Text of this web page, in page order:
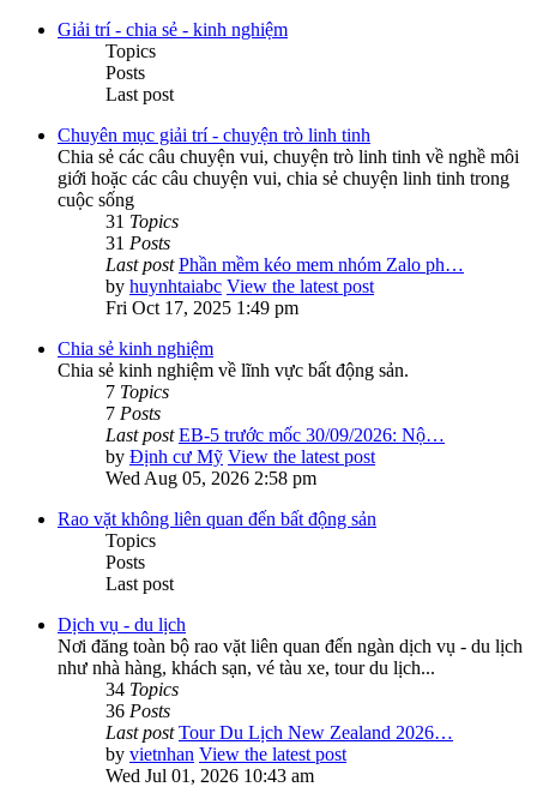
Giải trí - chia sẻ - kinh nghiệm
Topics
Posts
Last post
Chuyên mục giải trí - chuyện trò linh tinh
Chia sẻ các câu chuyện vui, chuyện trò linh tinh về nghề môi
giới hoặc các câu chuyện vui, chia sẻ chuyện linh tinh trong
cuộc sống
31 Topics
31 Posts
Last post Phần mềm kéo mem nhóm Zalo ph…
by huynhtaiabc View the latest post
Fri Oct 17, 2025 1:49 pm
Chia sẻ kinh nghiệm
Chia sẻ kinh nghiệm về lĩnh vực bất động sản.
7 Topics
7 Posts
Last post EB-5 trước mốc 30/09/2026: Nộ…
by Định cư Mỹ View the latest post
Wed Aug 05, 2026 2:58 pm
Rao vặt không liên quan đến bất động sản
Topics
Posts
Last post
Dịch vụ - du lịch
Nơi đăng toàn bộ rao vặt liên quan đến ngàn dịch vụ - du lịch
như nhà hàng, khách sạn, vé tàu xe, tour du lịch...
34 Topics
36 Posts
Last post Tour Du Lịch New Zealand 2026…
by vietnhan View the latest post
Wed Jul 01, 2026 10:43 am